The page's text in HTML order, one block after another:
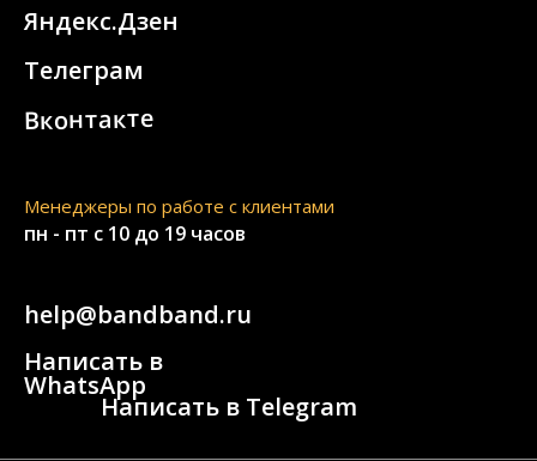
Яндекс.Дзен
Телеграм
Вконтакте
Написать в
WhatsApp
Менеджеры по работе с клиентами
help@bandband.ru
Написать в Telegram
пн - пт с 10 до 19 часов